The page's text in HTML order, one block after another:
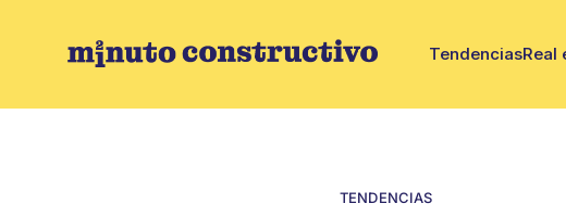
TendenciasReal
TENDENCIAS